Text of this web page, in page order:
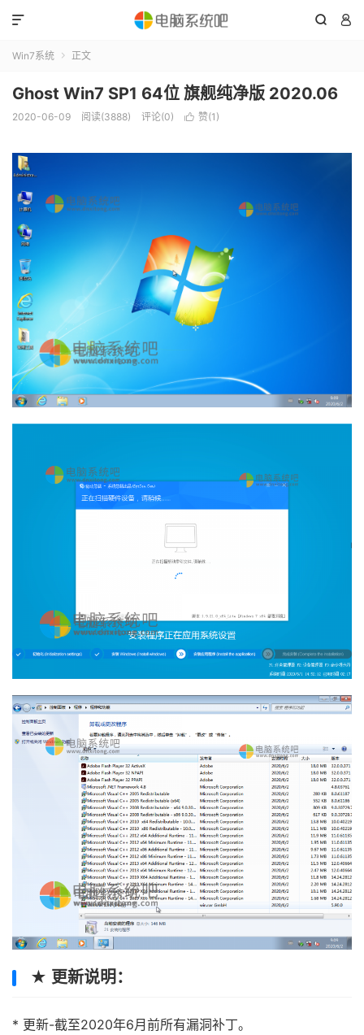
 

Win7系统  正文
Ghost Win7 SP1 64位 旗舰纯净版 2020.06
2020-06-09 阅读(3888) 评论(0)  赞(1 )
★ 更新说明：
* 更新-截至2020年6月前所有漏洞补丁。